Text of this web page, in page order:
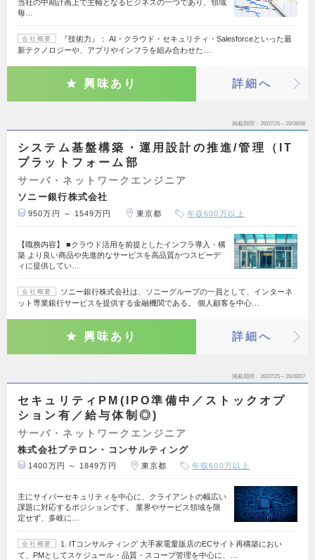
当社の中期計画上で主軸となるビジネスの一つであり、領域
毎…
会社概要
『技術力』： AI・クラウド・セキュリティ・Salesforceといった最
新テクノロジーや、アプリやインフラを組み合わせた…
興味あり 詳細へ
掲載期間 26/07/26～26/08/08
システム基盤構築・運用設計の推進/管理（IT
プラットフォーム部
サーバ・ネットワークエンジニア
ソニー銀行株式会社
950万円 ～ 1549万円 東京都 年収600万以上
【職務内容】 ■クラウド活用を前提としたインフラ導入・構
築 より良い商品や先進的なサービスを高品質かつスピーデ
ィに提供してい…
会社概要
ソニー銀行株式会社は、ソニーグループの一員として、インターネ
ット専業銀行サービスを提供する金融機関である。 個人顧客を中心…
興味あり 詳細へ
掲載期間 26/07/25～26/08/07
セキュリティPM(IPO準備中／ストックオプ
ション有／給与体制◎)
サーバ・ネットワークエンジニア
株式会社プテロン・コンサルティング
1400万円 ～ 1849万円 東京都 年収600万以上
主にサイバーセキュリティを中心に、クライアントの幅広い
課題に対応するポジションです。 業界やサービス領域を限
定せず、多岐に…
会社概要
1. ITコンサルティング 大手家電量販店のECサイト再構築におい
て、PMとしてスケジュール・品質・スコープ管理を中心に、…